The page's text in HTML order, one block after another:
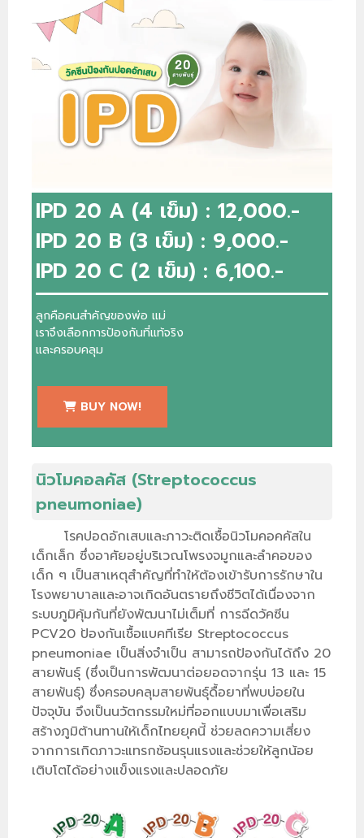
IPD 20 A (4 เข็ม) : 12,000.-
IPD 20 B (3 เข็ม) : 9,000.-
IPD 20 C (2 เข็ม) : 6,100.-
ลูกคือคนสำคัญของพ่อ แม่
เราจึงเลือกการป้องกันที่แท้จริง
และครอบคลุม
BUY NOW!
นิวโมคอลคัส (Streptococcus
pneumoniae)
โรคปอดอักเสบและภาวะติดเชื้อนิวโมคอคคัสใน
เด็กเล็ก ซึ่งอาศัยอยู่บริเวณโพรงจมูกและลำคอของ
เด็ก ๆ เป็นสาเหตุสำคัญที่ทำให้ต้องเข้ารับการรักษาใน
โรงพยาบาลและอาจเกิดอันตรายถึงชีวิตได้เนื่องจาก
ระบบภูมิคุ้มกันที่ยังพัฒนาไม่เต็มที่ การฉีดวัคซีน
PCV20 ป้องกันเชื้อแบคทีเรีย Streptococcus
pneumoniae เป็นสิ่งจำเป็น สามารถป้องกันได้ถึง 20
สายพันธุ์ (ซึ่งเป็นการพัฒนาต่อยอดจากรุ่น 13 และ 15
สายพันธุ์) ซึ่งครอบคลุมสายพันธุ์ดื้อยาที่พบบ่อยใน
ปัจจุบัน จึงเป็นนวัตกรรมใหม่ที่ออกแบบมาเพื่อเสริม
สร้างภูมิต้านทานให้เด็กไทยยุคนี้ ช่วยลดความเสี่ยง
จากการเกิดภาวะแทรกซ้อนรุนแรงและช่วยให้ลูกน้อย
เติบโตได้อย่างแข็งแรงและปลอดภัย